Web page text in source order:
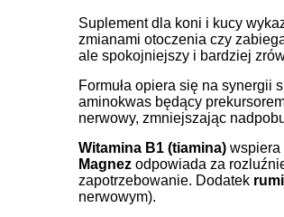
Suplement dla koni i kucy
zmianami otoczenia czy
ale spokojniejszy i bardziej
Formuła opiera się na synergii
aminokwas będący
nerwowy, zmniejszając
Witamina B1 (tiamina) wspiera
Magnez odpowiada za
zapotrzebowanie. Dodatek
nerwowym).